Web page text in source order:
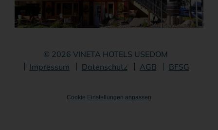
© 2026 VINETA HOTELS USEDOM
Navigation
Impressum Datenschutz AGB BFSG
Cookie Einstellungen anpassen